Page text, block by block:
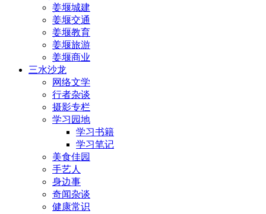
姜堰城建
姜堰交通
姜堰教育
姜堰旅游
姜堰商业
三水沙龙
网络文学
行者杂谈
摄影专栏
学习园地
学习书籍
学习笔记
美食佳园
手艺人
身边事
奇闻杂谈
健康常识